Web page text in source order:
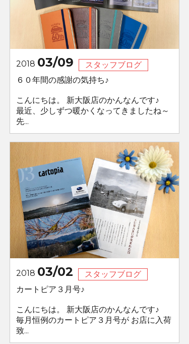
2018 03/09
スタッフブログ
６０年間の感謝の気持ち♪
こんにちは。 新大阪店のかんなんです♪
最近、少しずつ暖かくなってきましたね～
先...
2018 03/02
スタッフブログ
カートピア３月号♪
こんにちは。 新大阪店のかんなんです♪
毎月恒例のカートピア３月号が お店に入荷
致...